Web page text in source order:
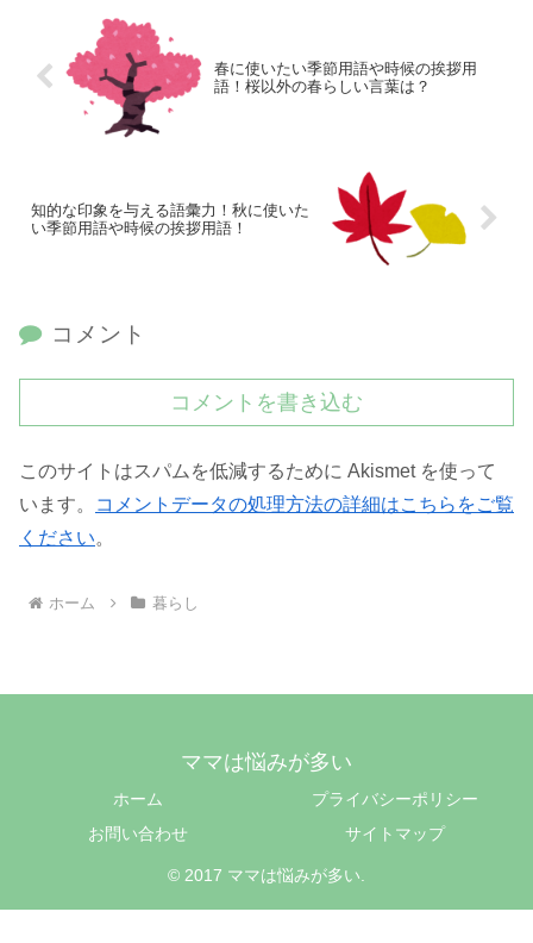
春に使いたい季節用語や時候の挨拶用
語！桜以外の春らしい言葉は？
知的な印象を与える語彙力！秋に使いた
い季節用語や時候の挨拶用語！
コメント
コメントを書き込む
このサイトはスパムを低減するために Akismet を使って
います。
コメントデータの処理方法の詳細はこちらをご覧
ください。
ホーム 暮らし
ママは悩みが多い
ホーム
プライバシーポリシー
お問い合わせ
サイトマップ
© 2017 ママは悩みが多い.